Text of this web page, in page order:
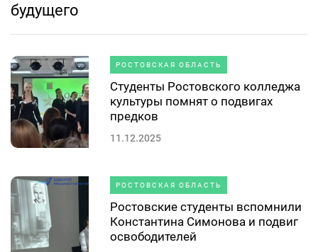
будущего
РОСТОВСКАЯ ОБЛАСТЬ
Студенты Ростовского колледжа
культуры помнят о подвигах
предков
11.12.2025
РОСТОВСКАЯ ОБЛАСТЬ
Ростовские студенты вспомнили
Константина Симонова и подвиг
освободителей